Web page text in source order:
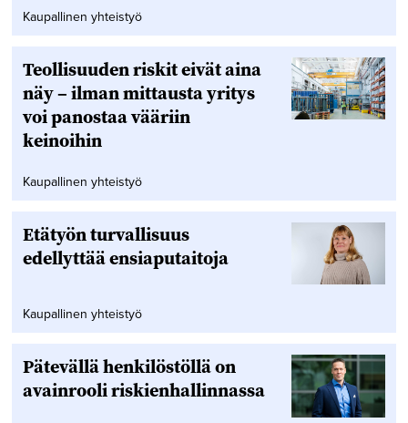
Kaupallinen yhteistyö
Teollisuuden riskit eivät aina
näy – ilman mittausta yritys
voi panostaa vääriin
keinoihin
Kaupallinen yhteistyö
Etätyön turvallisuus
edellyttää ensiaputaitoja
Kaupallinen yhteistyö
Pätevällä henkilöstöllä on
avainrooli riskienhallinnassa